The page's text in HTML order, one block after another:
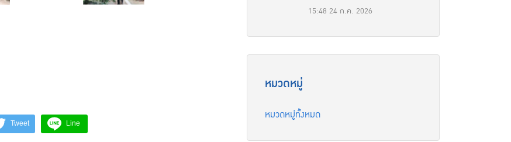
Tweet Line
15:48 24 ก.ค. 2026
หมวดหมู่
หมวดหมู่ทั้งหมด